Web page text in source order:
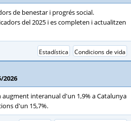
de benestar i progrés social.
del 2025 i es completen i actualitzen
Condicions de vida
Estadística
2026
interanual d'un 1,9% a Catalunya
d'un 15,7%.